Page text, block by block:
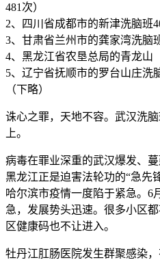
481次）
2、四川省成都市的新津洗脑班
3、甘肃省兰州市的龚家湾洗脑
4、黑龙江省农垦总局的青龙山
5、辽宁省抚顺市的罗台山庄洗
（下略）
诛心之罪，天地不容。武汉洗
上。
病毒在罪业深重的武汉爆发、
黑龙江正是迫害法轮功的“急先
哈尔滨市疫情一度陷于紧急。6
急，发展势头迅速。很多小区
区健康码也不让进入。
牡丹江肛肠医院发生群聚感染